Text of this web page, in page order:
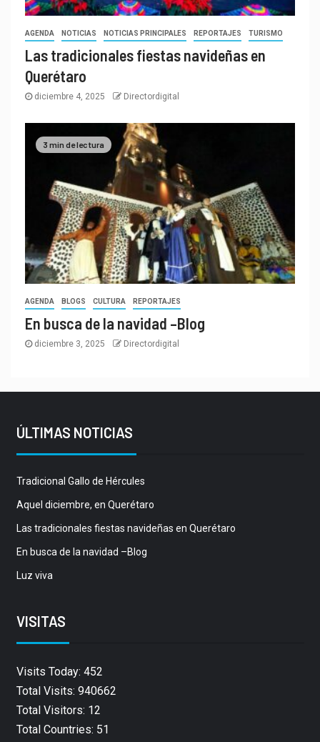
AGENDA NOTICIAS NOTICIAS PRINCIPALES REPORTAJES TURISMO
Las tradicionales fiestas navideñas en
Querétaro
diciembre 4, 2025 Directordigital
3 min de lectura
AGENDA BLOGS CULTURA REPORTAJES
En busca de la navidad –Blog
diciembre 3, 2025 Directordigital
ÚLTIMAS NOTICIAS
Tradicional Gallo de Hércules
Aquel diciembre, en Querétaro
Las tradicionales fiestas navideñas en Querétaro
En busca de la navidad –Blog
Luz viva
VISITAS
Visits Today: 452
Total Visits: 940662
Total Visitors: 12
Total Countries: 51